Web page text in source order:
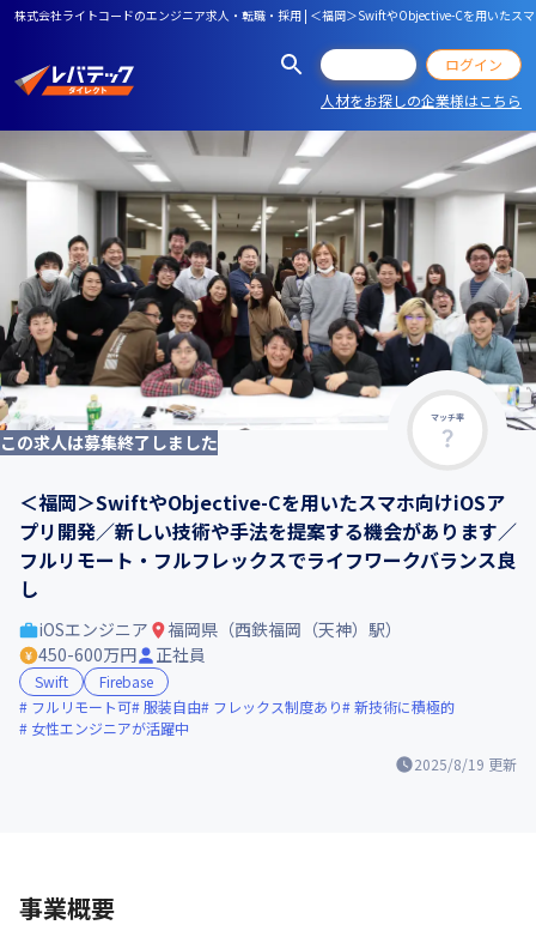
株式会社ライトコードのエンジニア求人・転職・採用 | ＜福岡＞SwiftやObjective-Cを用いた
ログイン
人材をお探しの企業様はこちら
マッチ率
この求人は募集終了しました
＜福岡＞SwiftやObjective-Cを用いたスマホ向けiOSア
プリ開発／新しい技術や手法を提案する機会があります／
フルリモート・フルフレックスでライフワークバランス良
し
2025/8/19 更新
iOSエンジニア
福岡県（西鉄福岡（天神）駅）
450-600万円
正社員
Swift
Firebase
フルリモート可 服装自由 フレックス制度あり
新技術に積極的
女性エンジニアが活躍中
事業概要